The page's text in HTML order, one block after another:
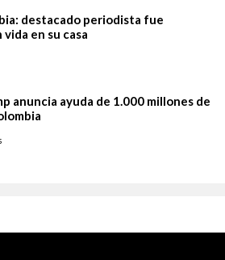
destacado periodista fue
en su casa
anuncia ayuda de 1.000 millones de